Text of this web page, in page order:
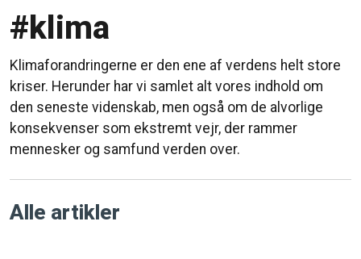
#klima
Klimaforandringerne er den ene af verdens helt store
kriser. Herunder har vi samlet alt vores indhold om
den seneste videnskab, men også om de alvorlige
konsekvenser som ekstremt vejr, der rammer
mennesker og samfund verden over.
Alle artikler